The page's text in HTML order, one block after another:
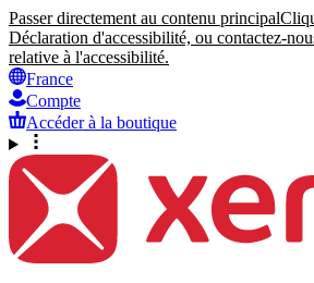
Passer directement au contenu principal
Déclaration d'accessibilité, ou contactez-
relative à l'accessibilité.
France
Compte
Accéder à la boutique